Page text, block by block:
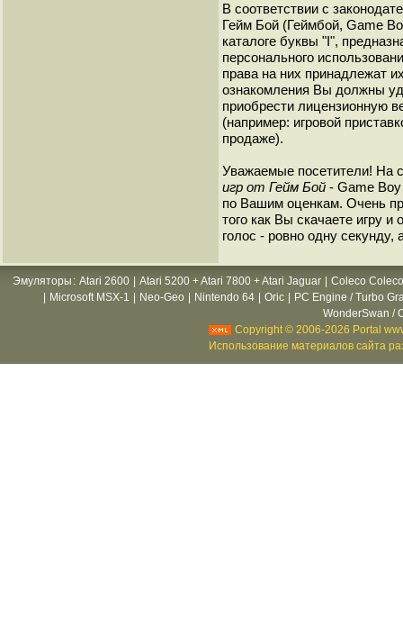
В соответствии с
Гейм Бой (Геймбой, Game
каталоге буквы "I",
персонального
права на них принадлежат
ознакомления Вы должны
приобрести лицензионную
(например: игровой
продаже).
Уважаемые посетители! На
игр от Гейм Бой - Game
по Вашим оценкам. Очень
того как Вы скачаете игру
голос - ровно одну
Эмуляторы : Atari 2600 Atari 5200 + Atari 7800 + Atari Jaguar
Coleco
Microsoft MSX-1 Neo-Geo Nintendo 64 Oric
PC Engine / Turbo
WonderSwan /
Copyright © 2006-2026 Portal
Использование материалов сайта